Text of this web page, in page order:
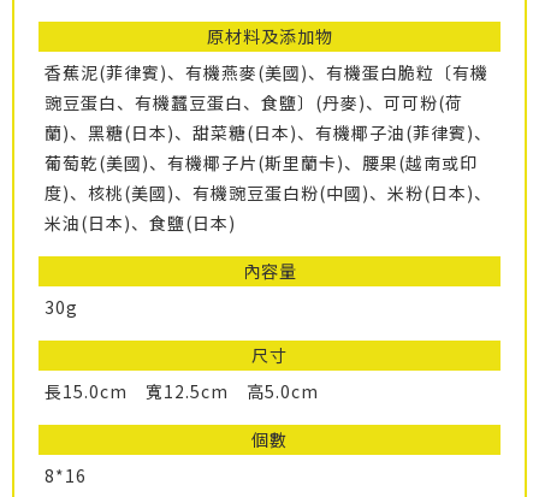
原材料及添加物
香蕉泥(菲律賓)、有機燕麥(美國)、有機蛋白脆粒〔有機
豌豆蛋白、有機蠶豆蛋白、食鹽〕(丹麥)、可可粉(荷
蘭)、黑糖(日本)、甜菜糖(日本)、有機椰子油(菲律賓)、
葡萄乾(美國)、有機椰子片(斯里蘭卡)、腰果(越南或印
度)、核桃(美國)、有機豌豆蛋白粉(中國)、米粉(日本)、
米油(日本)、食鹽(日本)
內容量
30g
尺寸
長15.0cm 寬12.5cm 高5.0cm
個數
8*16